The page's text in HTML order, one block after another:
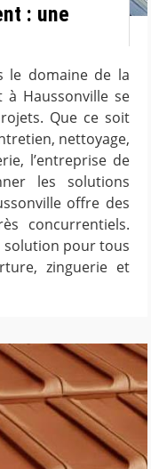
: une
le domaine de la
à Haussonville se
Que ce soit
nettoyage,
l’entreprise de
les solutions
offre des
concurrentiels.
solution pour tous
zinguerie et